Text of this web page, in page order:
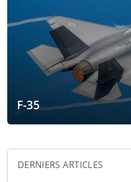
F-35
DERNIERS ARTICLES